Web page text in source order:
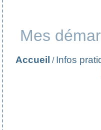
Mes
Accueil / Infos